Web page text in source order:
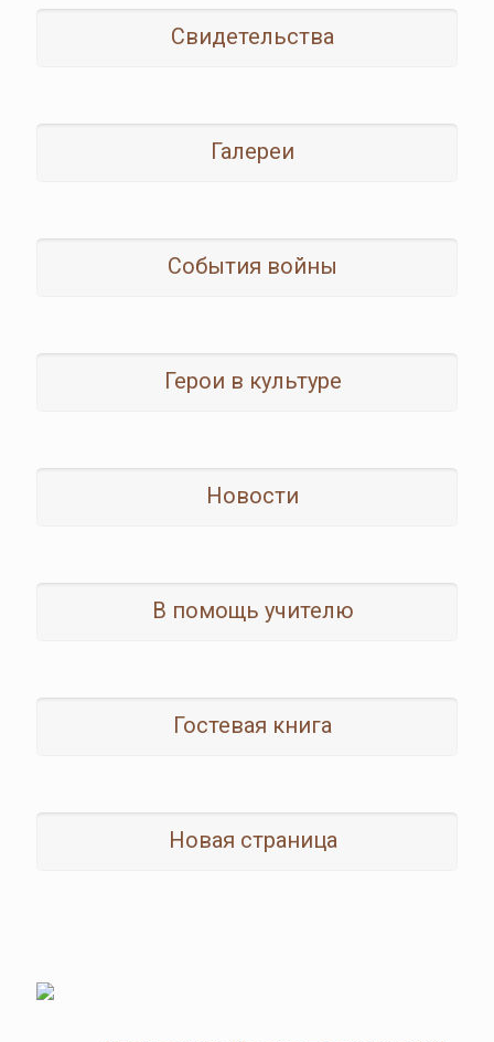
Свидетельства
Галереи
События войны
Герои в культуре
Новости
В помощь учителю
Гостевая книга
Новая страница